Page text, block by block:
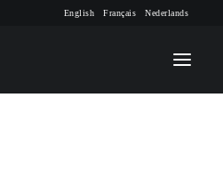
English Français Nederlands